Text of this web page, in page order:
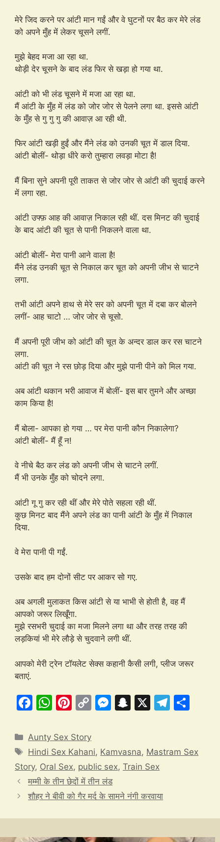
मेरे जिद करने पर आंटी मान गईं और वे घुटनों पर बैठ कर मेरे लंड
को अपने मुँह में लेकर चूसने लगीं.
मुझे बेहद मजा आ रहा था.
थोड़ी देर चूसने के बाद लंड फिर से खड़ा हो गया था.
आंटी को भी लंड चूसने में मजा आ रहा था.
मैं आंटी के मुँह में लंड को जोर जोर से पेलने लगा था. इससे आंटी
के मुँह से गु गु गु की आवाज़ आ रही थी.
फिर आंटी खड़ी हुईं और मैंने लंड को उनकी चूत में डाल दिया.
आंटी बोलीं- थोड़ा धीरे करो तुम्हारा लवड़ा मोटा है!
मैं बिना सुने अपनी पूरी ताकत से जोर जोर से आंटी की चुदाई करने
में लगा रहा.
आंटी उफ्फ़ आह की आवाज़ निकाल रही थीं. दस मिनट की चुदाई
के बाद आंटी की चूत से पानी निकलने वाला था.
आंटी बोलीं- मेरा पानी आने वाला है!
मैंने लंड उनकी चूत से निकाल कर चूत को अपनी जीभ से चाटने
लगा.
तभी आंटी अपने हाथ से मेरे सर को अपनी चूत में दबा कर बोलने
लगीं- आह चाटो … जोर जोर से चूसो.
मैं अपनी पूरी जीभ को आंटी की चूत के अन्दर डाल कर रस चाटने
लगा.
आंटी की चूत ने रस छोड़ दिया और मुझे पानी पीने को मिल गया.
अब आंटी थकान भरी आवाज में बोलीं- इस बार तुमने और अच्छा
काम किया है!
मैं बोला- आपका हो गया … पर मेरा पानी कौन निकालेगा?
आंटी बोलीं- मैं हूँ न!
वे नीचे बैठ कर लंड को अपनी जीभ से चाटने लगीं.
मैं भी उनके मुँह को चोदने लगा.
आंटी गू गु कर रही थीं और मेरे पोते सहला रही थीं.
कुछ मिनट बाद मैंने अपने लंड का पानी आंटी के मुँह में निकाल
दिया.
वे मेरा पानी पी गईं.
उसके बाद हम दोनों सीट पर आकर सो गए.
अब अगली मुलाकत किस आंटी से या भाभी से होती है, वह मैं
आपको जरूर लिखूँगा.
मुझे रसभरी चुदाई का मजा मिलने लगा था और तरह तरह की
लड़कियां भी मेरे लौड़े से चुदवाने लगी थीं.
आपको मेरी ट्रेन टॉयलेट सेक्स कहानी कैसी लगी, प्लीज जरूर
बताएं.
F
c
e
b
o
o
W
at
s
A
p
p
Pi
er
e
st
C
y
Li
n
k
M
s
e
n
g
S
p
c
at
X
T
gr e
Categories
Aunty Sex Story
Tags
Hindi Sex Kahani, Kamvasna, Mastram Sex
Story, Oral Sex, public sex, Train Sex
मम्मी के तीन छेदों में तीन लंड
शौहर ने बीवी को गैर मर्द के सामने नंगी करवाया